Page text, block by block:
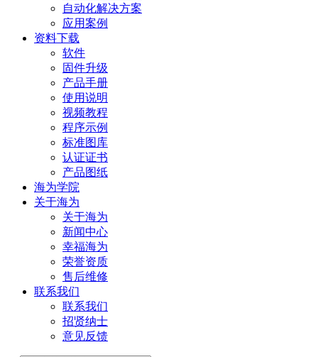
自动化解决方案
应用案例
资料下载
软件
固件升级
产品手册
使用说明
视频教程
程序示例
标准图库
认证证书
产品图纸
海为学院
关于海为
关于海为
新闻中心
幸福海为
荣誉资质
售后维修
联系我们
联系我们
招贤纳士
意见反馈